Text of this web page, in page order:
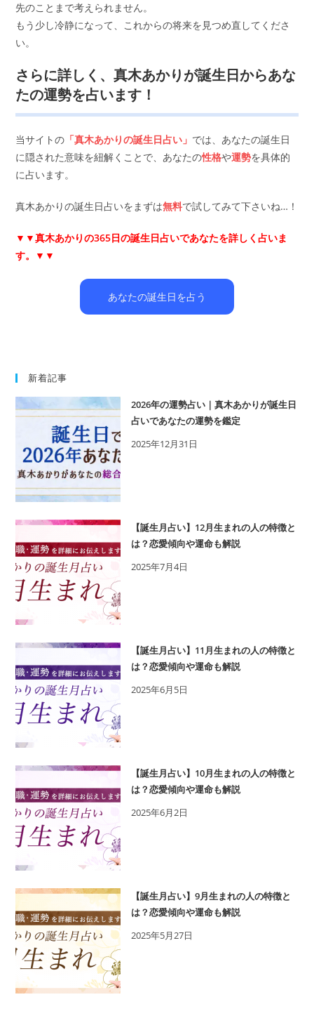
先のことまで考えられません。
もう少し冷静になって、これからの将来を見つめ直してくださ
い。
さらに詳しく、真木あかりが誕生日からあな
たの運勢を占います！
当サイトの 「真木あかりの誕生日占い」 では、あなたの誕生日
に隠された意味を紐解くことで、あなたの性格や運勢を具体的
に占います。
真木あかりの誕生日占いをまずは無料で試してみて下さいね…！
▼▼真木あかりの365日の誕生日占いであなたを詳しく占いま
す。▼▼
あなたの誕生日を占う
新着記事
2026年の運勢占い｜真木あかりが誕生日
占いであなたの運勢を鑑定
2025年12月31日
【誕生月占い】12月生まれの人の特徴と
は？恋愛傾向や運命も解説
2025年7月4日
【誕生月占い】11月生まれの人の特徴と
は？恋愛傾向や運命も解説
2025年6月5日
【誕生月占い】10月生まれの人の特徴と
は？恋愛傾向や運命も解説
2025年6月2日
【誕生月占い】9月生まれの人の特徴と
は？恋愛傾向や運命も解説
2025年5月27日